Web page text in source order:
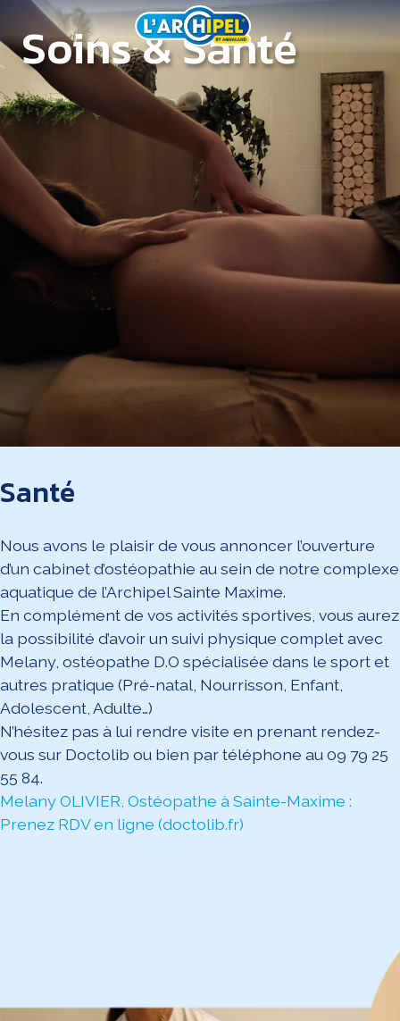
Soins & Santé
Santé
Nous avons le plaisir de vous annoncer l’ouverture
d’un cabinet d’ostéopathie au sein de notre complexe
aquatique de l’Archipel Sainte Maxime.
En complément de vos activités sportives, vous aurez
la possibilité d’avoir un suivi physique complet avec
Melany, ostéopathe D.O spécialisée dans le sport et
autres pratique (Pré-natal, Nourrisson, Enfant,
Adolescent, Adulte…)
N’hésitez pas à lui rendre visite en prenant rendez-
vous sur Doctolib ou bien par téléphone au 09 79 25
55 84.
Melany OLIVIER, Ostéopathe à Sainte-Maxime :
Prenez RDV en ligne (doctolib.fr)